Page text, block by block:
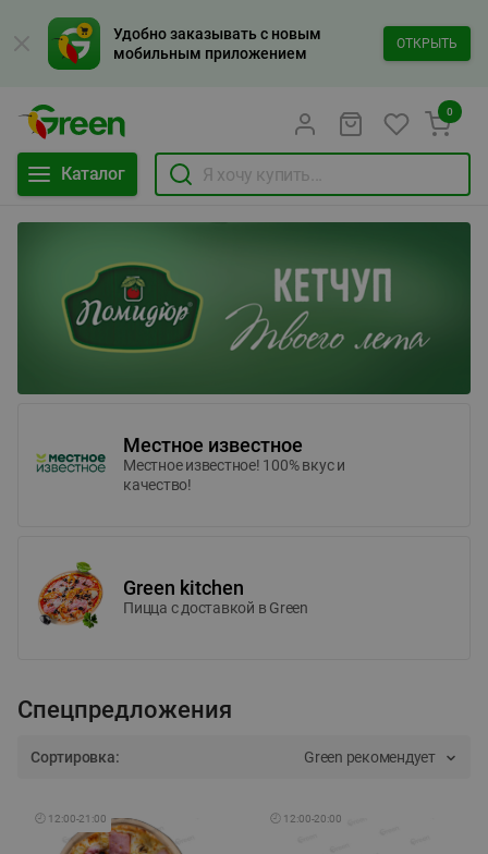
Удобно заказывать с новым
мобильным приложением
ОТКРЫТЬ
Каталог
0
Местное известное
Местное известное! 100% вкус и
качество!
Green kitchen
Пицца c доставкой в Green
Спецпредложения
Сортировка: Green рекомендует
🕘 12:00-21:00 🕘 12:00-20:00